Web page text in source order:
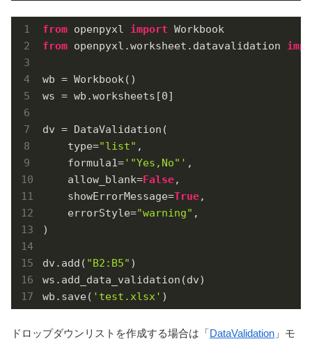
from openpyxl import
from openpyxl.worksheet.datavalidation
wb = Workbook()
ws = wb.worksheets[0]
dv = DataValidation(
    type=
"list" ,
    formula1=
'"Yes,No"' ,
    allow_blank=
False,
    showErrorMessage=
True,
    errorStyle=
"warning" ,
)
dv.add( "B2:B5" )
ws.add_data_validation(dv)
wb.save( 'test.xlsx'
ドロップダウンリストを作成する場合は「DataValidation 」モ